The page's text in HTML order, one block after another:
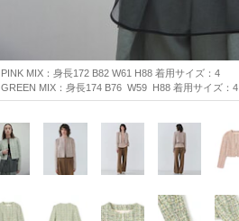
PINK MIX：身長172 B82 W61 H88 着用サイズ：4
GREEN MIX：身長174 B76  W59  H88 着用サイズ：4